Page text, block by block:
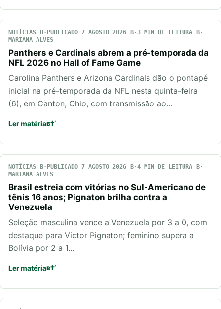
NOTÍCIAS PUBLICADO 7 AGOSTO 2026
3 MIN DE LEITURA
MARIANA ALVES
Panthers e Cardinals abrem a pré-temporada da
NFL 2026 no Hall of Fame Game
Carolina Panthers e Arizona Cardinals dão o pontapé
inicial na pré-temporada da NFL nesta quinta-feira
(6), em Canton, Ohio, com transmissão ao…
Ler matéria
NOTÍCIAS PUBLICADO 7 AGOSTO 2026
4 MIN DE LEITURA
MARIANA ALVES
Brasil estreia com vitórias no Sul-Americano de
tênis 16 anos; Pignaton brilha contra a
Venezuela
Seleção masculina vence a Venezuela por 3 a 0, com
destaque para Victor Pignaton; feminino supera a
Bolívia por 2 a 1…
Ler matéria